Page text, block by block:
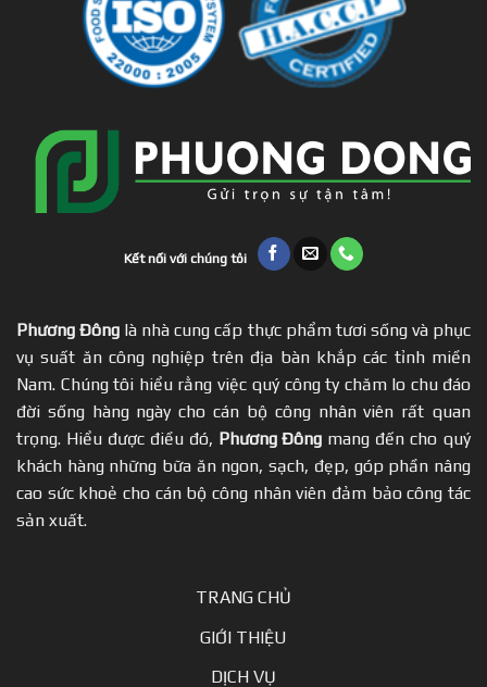
Kết nối với chúng tôi
Phương Đông là nhà cung cấp thực phẩm tươi sống và phục
vụ suất ăn công nghiệp trên địa bàn khắp các tỉnh miền
Nam. Chúng tôi hiểu rằng việc quý công ty chăm lo chu đáo
đời sống hàng ngày cho cán bộ công nhân viên rất quan
trọng. Hiểu được điều đó, Phương Đông mang đến cho quý
khách hàng những bữa ăn ngon, sạch, đẹp, góp phần nâng
cao sức khoẻ cho cán bộ công nhân viên đảm bảo công tác
sản xuất.
TRANG CHỦ
GIỚI THIỆU
DỊCH VỤ